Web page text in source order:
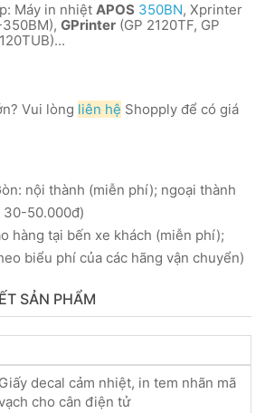
Máy in nhiệt APOS 350BN, Xprinter
350BM), GPrinter (GP 2120TF, GP
Vui lòng liên hệ Shopply để có giá
nội thành (miễn phí); ngoại thành
30-50.000đ)
hàng tại bến xe khách (miễn phí);
biểu phí của các hãng vận chuyển)
SẢN PHẨM
Giấy decal cảm nhiệt, in tem nhãn mã
cho cân điện tử